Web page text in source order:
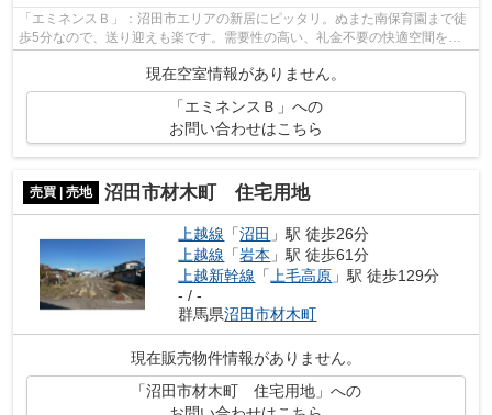
「エミネンスＢ」：沼田市エリアの新居にピッタリ。ぬまた南保育園まで徒
歩5分なので、送り迎えも楽です。需要性の高い、礼金不要の快適空間をご
現在空室情報がありません。
「エミネンスＢ」への
お問い合わせはこちら
売買 | 売地 沼田市材木町 住宅用地
上越線 「沼田 」駅 徒歩26分
上越線 「岩本 」駅 徒歩61分
上越新幹線 「 上毛高原 」駅 徒歩129分
- / -
群馬県沼田市材木町
現在販売物件情報がありません。
「沼田市材木町 住宅用地」への